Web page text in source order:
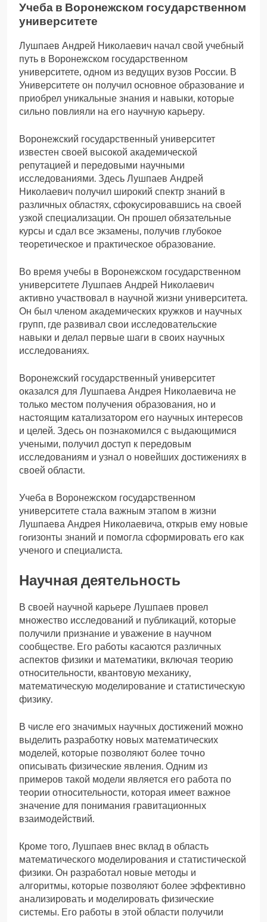
Учеба в Воронежском государственном
университете
Лушпаев Андрей Николаевич начал свой учебный
путь в Воронежском государственном
университете, одном из ведущих вузов России. В
Университете он получил основное образование и
приобрел уникальные знания и навыки, которые
сильно повлияли на его научную карьеру.
Воронежский государственный университет
известен своей высокой академической
репутацией и передовыми научными
исследованиями. Здесь Лушпаев Андрей
Николаевич получил широкий спектр знаний в
различных областях, сфокусировавшись на своей
узкой специализации. Он прошел обязательные
курсы и сдал все экзамены, получив глубокое
теоретическое и практическое образование.
Во время учебы в Воронежском государственном
университете Лушпаев Андрей Николаевич
активно участвовал в научной жизни университета.
Он был членом академических кружков и научных
групп, где развивал свои исследовательские
навыки и делал первые шаги в своих научных
исследованиях.
Воронежский государственный университет
оказался для Лушпаева Андрея Николаевича не
только местом получения образования, но и
настоящим катализатором его научных интересов
и целей. Здесь он познакомился с выдающимися
учеными, получил доступ к передовым
исследованиям и узнал о новейших достижениях в
своей области.
Учеба в Воронежском государственном
университете стала важным этапом в жизни
Лушпаева Андрея Николаевича, открыв ему новые
гorизонты знаний и помогла сформировать его как
ученого и специалиста.
Научная деятельность
В своей научной карьере Лушпаев провел
множество исследований и публикаций, которые
получили признание и уважение в научном
сообществе. Его работы касаются различных
аспектов физики и математики, включая теорию
относительности, квантовую механику,
математическую моделирование и статистическую
физику.
В числе его значимых научных достижений можно
выделить разработку новых математических
моделей, которые позволяют более точно
описывать физические явления. Одним из
примеров такой модели является его работа по
теории относительности, которая имеет важное
значение для понимания гравитационных
взаимодействий.
Кроме того, Лушпаев внес вклад в область
математического моделирования и статистической
физики. Он разработал новые методы и
алгоритмы, которые позволяют более эффективно
анализировать и моделировать физические
системы. Его работы в этой области получили